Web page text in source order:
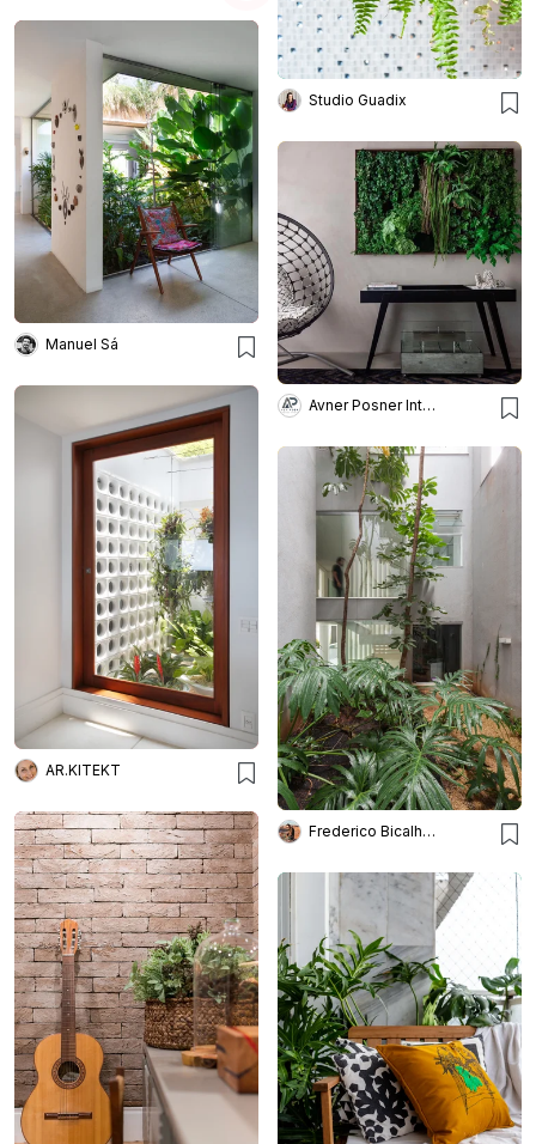
Studio Guadix
Manuel Sá
Avner Posner Interiores
AR.KITEKT
Frederico Bicalho Arquitetura